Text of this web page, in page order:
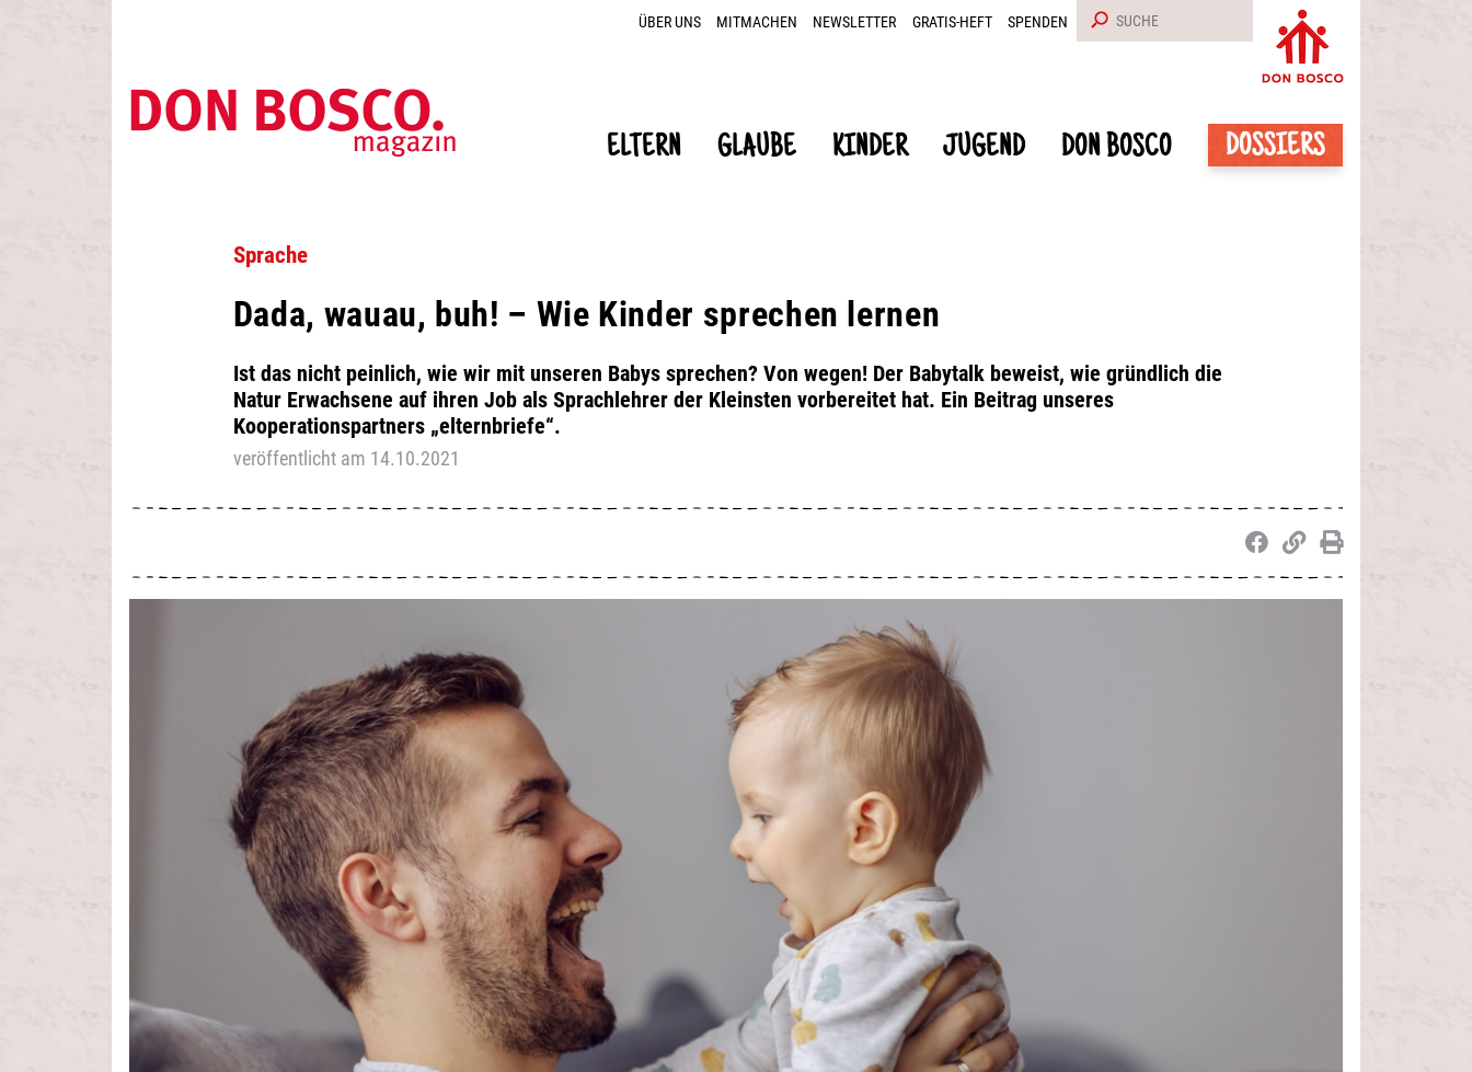
ÜBER UNS MITMACHEN NEWSLETTER GRATIS-HEFT SPENDEN
ELTERN GLAUBE KINDER JUGEND DON BOSCO DOSSIERS
Sprache
Dada, wauau, buh! – Wie Kinder sprechen lernen
Ist das nicht peinlich, wie wir mit unseren Babys sprechen? Von wegen! Der Babytalk beweist, wie gründlich die
Natur Erwachsene auf ihren Job als Sprachlehrer der Kleinsten vorbereitet hat. Ein Beitrag unseres
Kooperationspartners „elternbriefe“.
veröffentlicht am 14.10.2021